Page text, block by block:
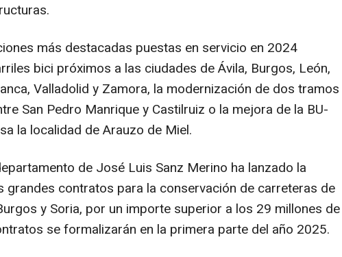
más destacadas puestas en servicio en 2024
bici próximos a las ciudades de Ávila, Burgos, León,
Valladolid y Zamora, la modernización de dos tramos
San Pedro Manrique y Castilruiz o la mejora de la BU-
la localidad de Arauzo de Miel.
de José Luis Sanz Merino ha lanzado la
grandes contratos para la conservación de carreteras de
y Soria, por un importe superior a los 29 millones de
se formalizarán en la primera parte del año 2025.